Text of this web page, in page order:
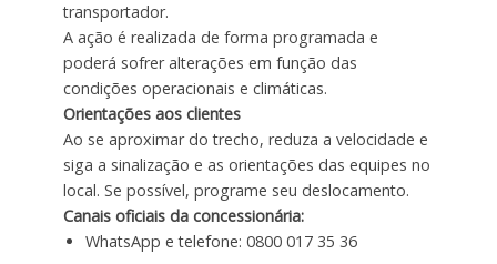
transportador.
A ação é realizada de forma programada e
poderá sofrer alterações em função das
condições operacionais e climáticas.
Orientações aos clientes
Ao se aproximar do trecho, reduza a velocidade e
siga a sinalização e as orientações das equipes no
local. Se possível, programe seu deslocamento.
Canais oficiais da concessionária:
WhatsApp e telefone: 0800 017 35 36